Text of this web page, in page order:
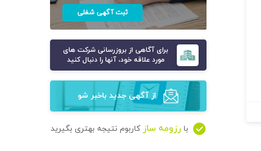
ثبت آگهی شغلی
برای آگاهی از بروزرسانی شرکت های
مورد علاقه خود، آنها را دنبال کنید
از آگهی‌ جدید باخبر شو
با رزومه ساز کاربوم نتیجه بهتری بگیرید